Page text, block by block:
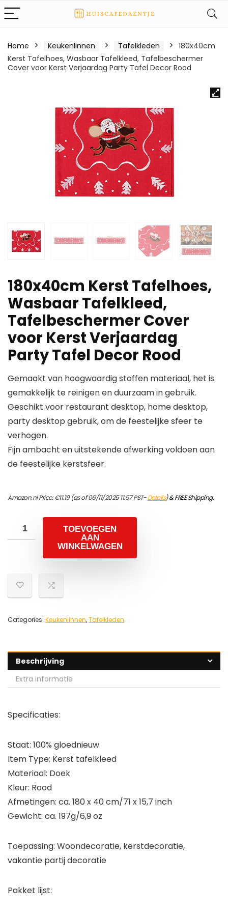
Home Keukenlinnen Tafelkleden
180x40cm
Kerst Tafelhoes, Wasbaar Tafelkleed, Tafelbeschermer
Cover voor Kerst Verjaardag Party Tafel Decor Rood
180x40cm Kerst Tafelhoes,
Wasbaar Tafelkleed,
Tafelbeschermer Cover
voor Kerst Verjaardag
Party Tafel Decor Rood
Gemaakt van hoogwaardig stoffen materiaal, het is
gemakkelijk te reinigen en duurzaam in gebruik.
Geschikt voor restaurant desktop, home desktop,
party desktop gebruik, om de feestelijke sfeer te
verhogen.
Fijn ambacht en uitstekende afwerking voldoen aan
de feestelijke kerstsfeer.
Amazon.nl Price:€11.19(as of 06/11/2025 11:57 PST-Details)&FREE Shipping.
TOEVOEGEN
AAN
WINKELWAGEN
Categories: Keukenlinnen,Tafelkleden
Beschrijving
Extra informatie
Specificaties:
Staat: 100% gloednieuw
Item Type: Kerst tafelkleed
Materiaal: Doek
Kleur: Rood
Afmetingen: ca. 180 x 40 cm/71 x 15,7 inch
Gewicht: ca. 197g/6,9 oz
Toepassing: Woondecoratie, kerstdecoratie,
vakantie partij decoratie
Pakket lijst: